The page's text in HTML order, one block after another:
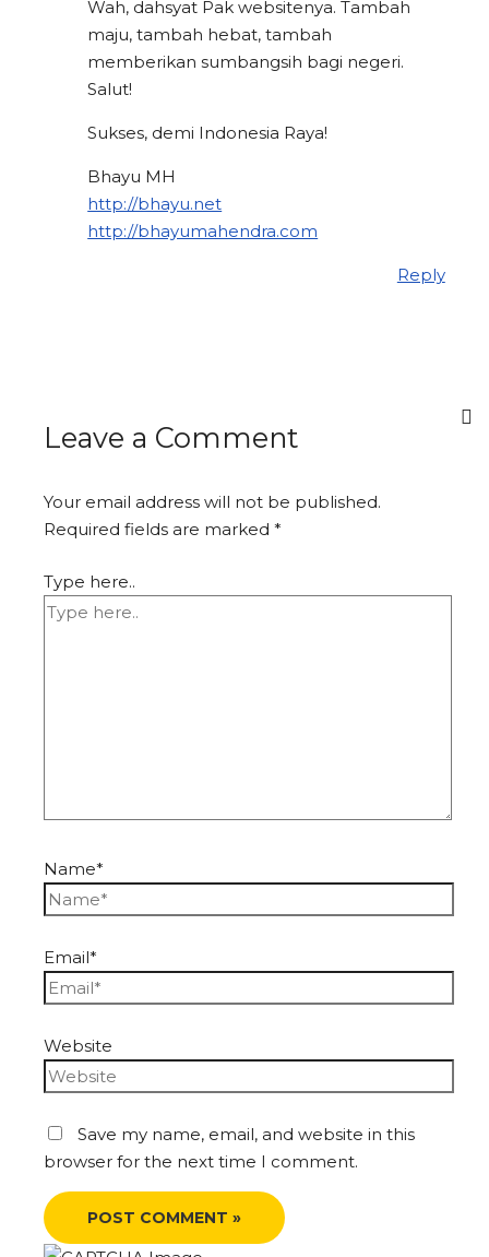
Wah, dahsyat Pak websitenya. Tambah
maju, tambah hebat, tambah
memberikan sumbangsih bagi negeri.
Salut!
Sukses, demi Indonesia Raya!
Bhayu MH
http://bhayu.net
http://bhayumahendra.com
Reply
Leave a Comment
Your email address will not be published.
Required fields are marked*
Type here..
Name*
Email*
Website
Save my name, email, and website in this
browser for the next time I comment.